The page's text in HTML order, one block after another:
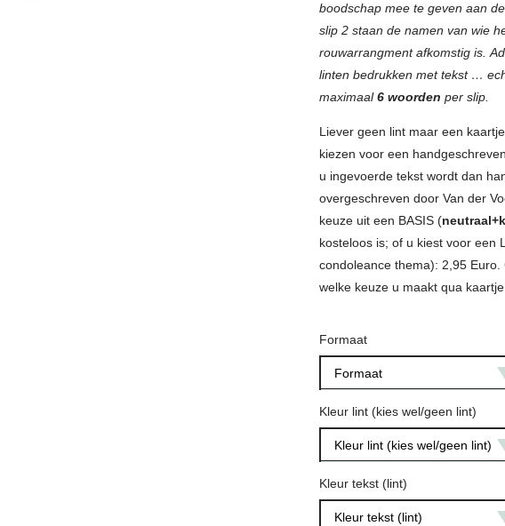
boodschap mee te geven aan
slip 2 staan de namen van wie
rouwarrangment afkomstig is.
linten bedrukken met tekst …
maximaal6 woorden per slip.
Liever geen lint maar een
kiezen voor een
u ingevoerde tekst wordt dan
overgeschreven door Van der
keuze uit een BASIS (
kosteloos is; of u kiest voor een
condoleance thema): 2,95 Euro.
welke keuze u maakt qua
Formaat
Formaat
Kleur lint (kies wel/geen lint)
Kleur lint (kies wel/geen lint)
Kleur tekst (lint)
Kleur tekst (lint)